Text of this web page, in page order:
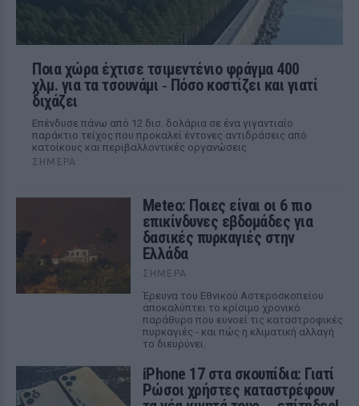
Ποια χώρα έχτισε τσιμεντένιο φράγμα 400
χλμ. για τα τσουνάμι ‑ Πόσο κοστίζει και γιατί
διχάζει
Επένδυσε πάνω από 12 δισ. δολάρια σε ένα γιγαντιαίο
παράκτιο τείχος που προκαλεί έντονες αντιδράσεις από
κατοίκους και περιβαλλοντικές οργανώσεις
ΣΉΜΕΡΑ
Meteo: Ποιες είναι οι 6 πιο
επικίνδυνες εβδομάδες για
δασικές πυρκαγιές στην
Ελλάδα
ΣΉΜΕΡΑ
Έρευνα του Εθνικού Αστεροσκοπείου
αποκαλύπτει το κρίσιμο χρονικό
παράθυρο που ευνοεί τις καταστροφικές
πυρκαγιές - και πώς η κλιματική αλλαγή
το διευρύνει.
iPhone 17 στα σκουπίδια: Γιατί
Ρώσοι χρήστες καταστρέφουν